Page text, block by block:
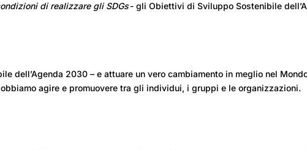
di realizzare gli SDGs- gli Obiettivi di Sviluppo Sostenibile
dell’Agenda 2030 – e attuare un vero cambiamento in meglio nel
agire e promuovere tra gli individui, i gruppi e le organizzazioni.